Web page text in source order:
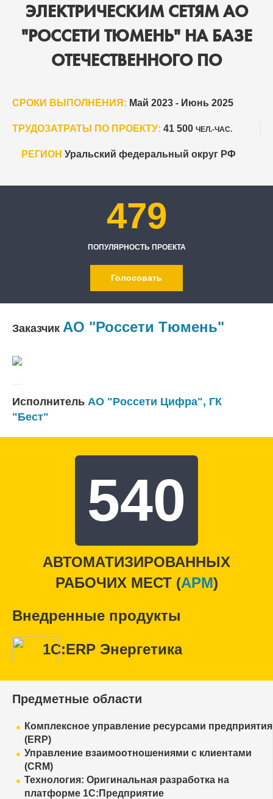
ЭЛЕКТРИЧЕСКИМ СЕТЯМ АО
"РОССЕТИ ТЮМЕНЬ" НА БАЗЕ
ОТЕЧЕСТВЕННОГО ПО
СРОКИ ВЫПОЛНЕНИЯ: Май 2023 - Июнь 2025
ТРУДОЗАТРАТЫ ПО ПРОЕКТУ: 41 500 ЧЕЛ.-ЧАС.
РЕГИОН Уральский федеральный округ РФ
479
ПОПУЛЯРНОСТЬ ПРОЕКТА
Голосовать
Заказчик АО "Россети Тюмень"
Исполнитель АО "Россети Цифра", ГК
"Бест"
540
АВТОМАТИЗИРОВАННЫХ
РАБОЧИХ МЕСТ (APM)
Внедренные продукты
1С:ERP Энергетика
Предметные области
Комплексное управление ресурсами предприятия
(ERP)
Управление взаимоотношениями с клиентами
(CRM)
Технология: Оригинальная разработка на
платформе 1С:Предприятие